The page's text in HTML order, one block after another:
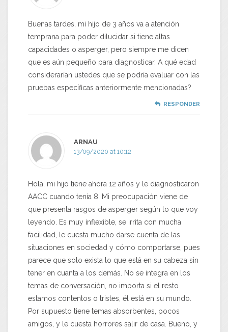
Buenas tardes, mi hijo de 3 años va a atención
temprana para poder dilucidar si tiene altas
capacidades o asperger, pero siempre me dicen
que es aún pequeño para diagnosticar. A qué edad
considerarían ustedes que se podría evaluar con las
pruebas específicas anteriormente mencionadas?
RESPONDER
ARNAU
13/09/2020 at 10:12
Hola, mi hijo tiene ahora 12 años y le diagnosticaron
AACC cuando tenía 8. Mi preocupación viene de
que presenta rasgos de asperger según lo que voy
leyendo. Es muy inflexible, se irrita con mucha
facilidad, le cuesta mucho darse cuenta de las
situaciones en sociedad y cómo comportarse, pues
parece que solo exista lo que está en su cabeza sin
tener en cuanta a los demás. No se integra en los
temas de conversación, no importa si el resto
estamos contentos o tristes, él está en su mundo.
Por supuesto tiene temas absorbentes, pocos
amigos, y le cuesta horrores salir de casa. Bueno, y